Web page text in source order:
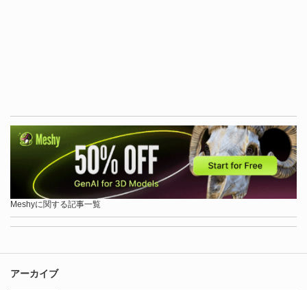
Meshyに関する記事一覧
アーカイブ